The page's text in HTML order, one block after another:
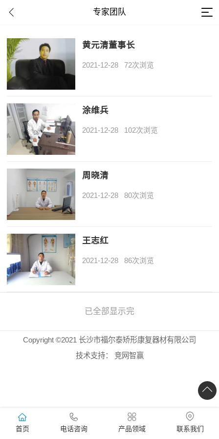
专家团队
黄元清董事长
2021-12-28 72次浏览
涂维兵
2021-12-28 102次浏览
周晓清
2021-12-28 80次浏览
王志红
2021-12-28 86次浏览
已全部显示完
首页 电话咨询 产品领域 联系我们
Copyright ©2021 长沙市福尔泰矫形康复器材有限公司
技术支持：
竞网智赢